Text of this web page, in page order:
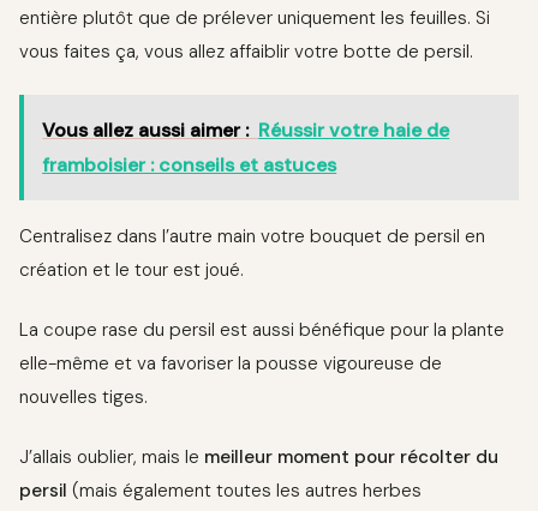
entière plutôt que de prélever uniquement les feuilles. Si
vous faites ça, vous allez affaiblir votre botte de persil.
Vous allez aussi aimer : Réussir votre haie de
framboisier : conseils et astuces
Centralisez dans l’autre main votre bouquet de persil en
création et le tour est joué.
La coupe rase du persil est aussi bénéfique pour la plante
elle-même et va favoriser la pousse vigoureuse de
nouvelles tiges.
J’allais oublier, mais le meilleur moment pour récolter du
persil (mais également toutes les autres herbes